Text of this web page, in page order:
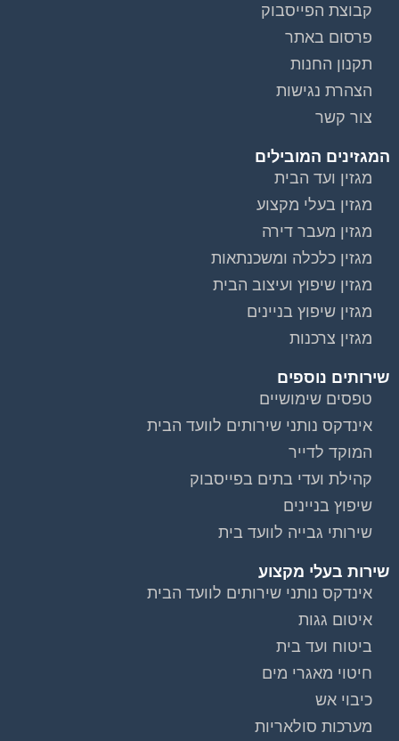
קבוצת הפייסבוק
פרסום באתר
תקנון החנות
הצהרת נגישות
צור קשר
המגזינים המובילים
מגזין ועד הבית
מגזין בעלי מקצוע
מגזין מעבר דירה
מגזין כלכלה ומשכנתאות
מגזין שיפוץ ועיצוב הבית
מגזין שיפוץ בניינים
מגזין צרכנות
שירותים נוספים
טפסים שימושיים
אינדקס נותני שירותים לוועד הבית
המוקד לדייר
קהילת ועדי בתים בפייסבוק
שיפוץ בניינים
שירותי גבייה לוועד בית
שירות בעלי מקצוע
אינדקס נותני שירותים לוועד הבית
איטום גגות
ביטוח ועד בית
חיטוי מאגרי מים
כיבוי אש
מערכות סולאריות